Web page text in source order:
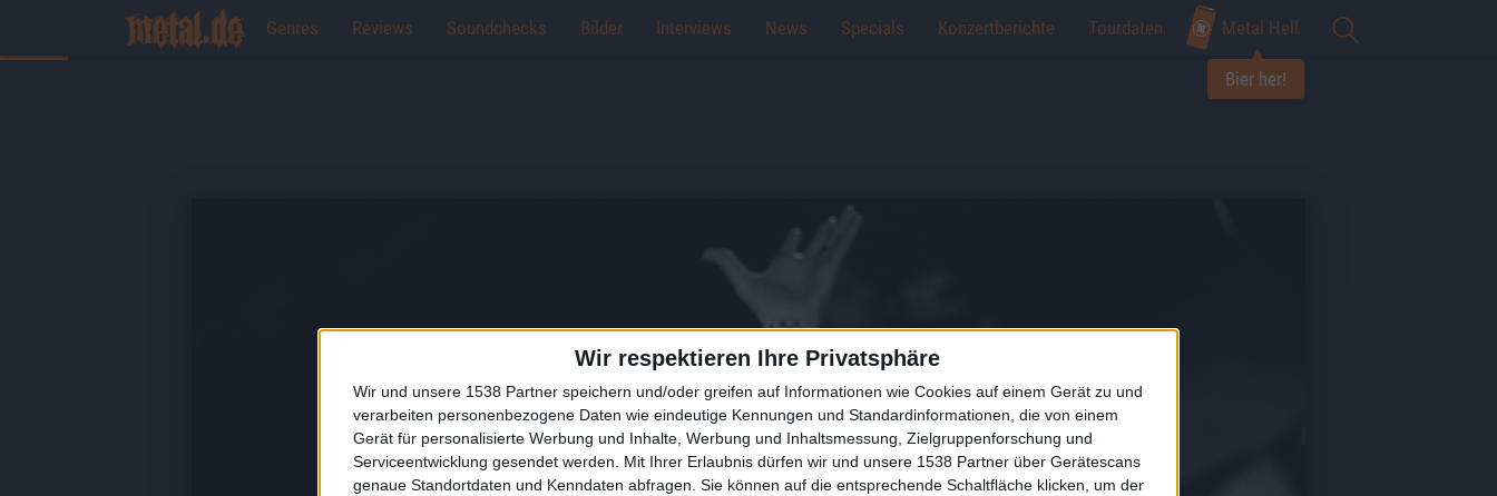
Wir respektieren Ihre Privatsphäre
Wir und unsere 1538 Partner speichern und/oder greifen auf Informationen wie Cookies auf einem Gerät zu und
verarbeiten personenbezogene Daten wie eindeutige Kennungen und Standardinformationen, die von einem
Gerät für personalisierte Werbung und Inhalte, Werbung und Inhaltsmessung, Zielgruppenforschung und
Serviceentwicklung gesendet werden. Mit Ihrer Erlaubnis dürfen wir und unsere 1538 Partner über Gerätescans
genaue Standortdaten und Kenndaten abfragen. Sie können auf die entsprechende Schaltfläche klicken, um der
Genres Reviews Soundchecks Bilder Interviews News Specials Konzertberichte Tourdaten Metal Hell
Bier her!